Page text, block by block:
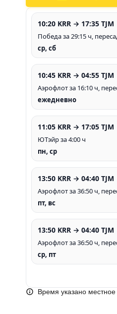
10:20 KRR → 17:35 TJM
Победа за 29:15 ч,
ср, сб
10:45 KRR → 04:55 TJM
Аэрофлот за 16:10 ч,
ежедневно
11:05 KRR → 17:05 TJM
ЮТэйр за 4:00 ч
пн, ср
13:50 KRR → 04:40 TJM
Аэрофлот за 36:50 ч,
пт, вс
13:50 KRR → 04:40 TJM
Аэрофлот за 36:50 ч,
ср, пт
Время указано местное